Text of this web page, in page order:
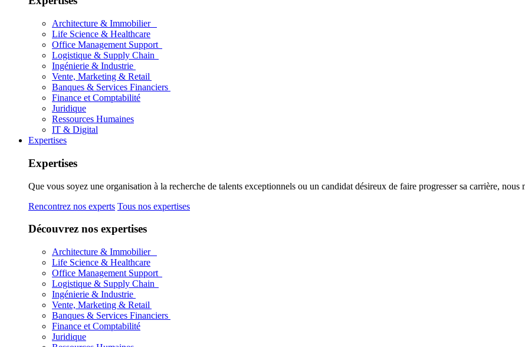
Architecture & Immobilier
Life Science & Healthcare
Office Management Support
Logistique & Supply Chain
Ingénierie & Industrie
Vente, Marketing & Retail
Banques & Services Financiers
Finance et Comptabilité
Juridique
Ressources Humaines
IT & Digital
Expertises
Expertises
Que vous soyez une organisation à la recherche de talents exceptionnels ou un candidat désireux de faire progresser sa carrière,
Rencontrez nos experts Tous nos expertises
Découvrez nos expertises
Architecture & Immobilier
Life Science & Healthcare
Office Management Support
Logistique & Supply Chain
Ingénierie & Industrie
Vente, Marketing & Retail
Banques & Services Financiers
Finance et Comptabilité
Juridique